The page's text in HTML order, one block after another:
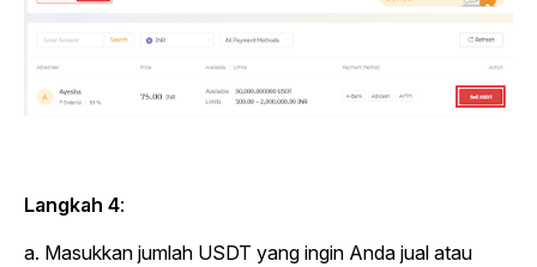
Langkah 4:
a. Masukkan jumlah USDT yang ingin Anda jual atau